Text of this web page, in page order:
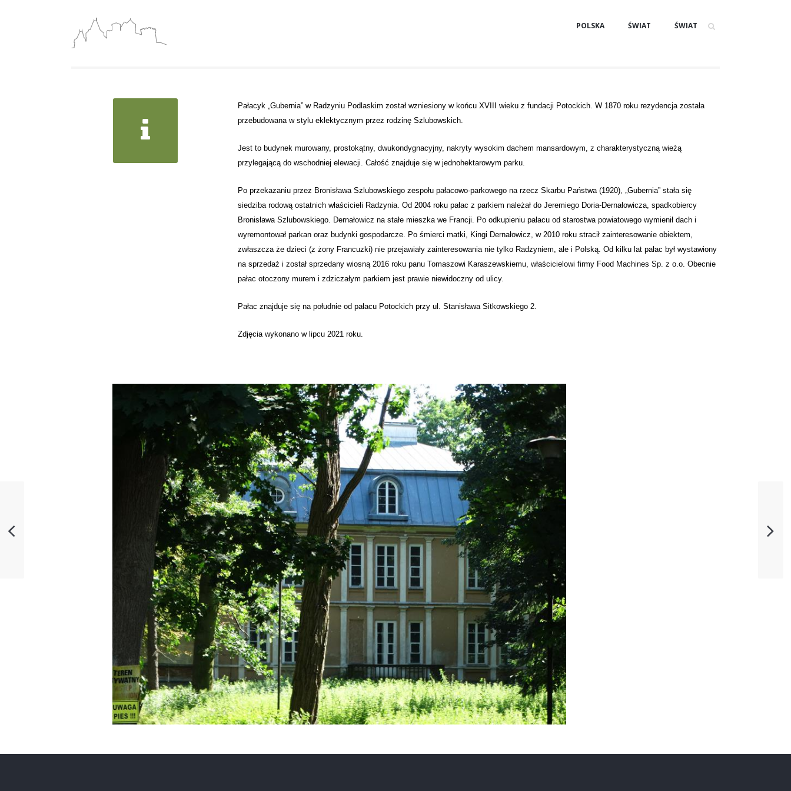
POLSKA ŚWIAT ŚWIAT
Pałacyk „Gubernia” w Radzyniu Podlaskim został wzniesiony w końcu XVIII wieku z fundacji Potockich. W 1870 roku rezydencja została
przebudowana w stylu eklektycznym przez rodzinę Szlubowskich.
Jest to budynek murowany, prostokątny, dwukondygnacyjny, nakryty wysokim dachem mansardowym, z charakterystyczną wieżą
przylegającą do wschodniej elewacji. Całość znajduje się w jednohektarowym parku.
Po przekazaniu przez Bronisława Szlubowskiego zespołu pałacowo-parkowego na rzecz Skarbu Państwa (1920), „Gubernia” stała się
siedziba rodową ostatnich właścicieli Radzynia. Od 2004 roku pałac z parkiem należał do Jeremiego Doria-Dernałowicza, spadkobiercy
Bronisława Szlubowskiego. Dernałowicz na stałe mieszka we Francji. Po odkupieniu pałacu od starostwa powiatowego wymienił dach i
wyremontował parkan oraz budynki gospodarcze. Po śmierci matki, Kingi Dernałowicz, w 2010 roku stracił zainteresowanie obiektem,
zwłaszcza że dzieci (z żony Francuzki) nie przejawiały zainteresowania nie tylko Radzyniem, ale i Polską. Od kilku lat pałac był wystawiony
na sprzedaż i został sprzedany wiosną 2016 roku panu Tomaszowi Karaszewskiemu, właścicielowi firmy Food Machines Sp. z o.o. Obecnie
pałac otoczony murem i zdziczałym parkiem jest prawie niewidoczny od ulicy.
Pałac znajduje się na południe od pałacu Potockich przy ul. Stanisława Sitkowskiego 2.
Zdjęcia wykonano w lipcu 2021 roku.